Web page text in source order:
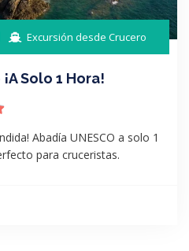
Excursión desde Crucero
Solo 1 Hora!
Abadía UNESCO a solo 1
para cruceristas.